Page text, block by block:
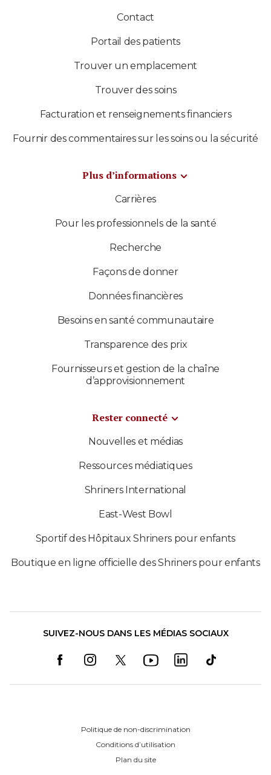
Contact
Portail des patients
Trouver un emplacement
Trouver des soins
Facturation et renseignements financiers
Fournir des commentaires sur les soins ou la sécurité
Plus d’informations
Carrières
Pour les professionnels de la santé
Recherche
Façons de donner
Données financières
Besoins en santé communautaire
Transparence des prix
Fournisseurs et gestion de la chaîne
d’approvisionnement
Rester connecté
Nouvelles et médias
Ressources médiatiques
Shriners International
East-West Bowl
Sportif des Hôpitaux Shriners pour enfants
Boutique en ligne officielle des Shriners pour enfants
SUIVEZ-NOUS DANS LES MÉDIAS SOCIAUX
Politique de non-discrimination
Conditions d’utilisation
Plan du site